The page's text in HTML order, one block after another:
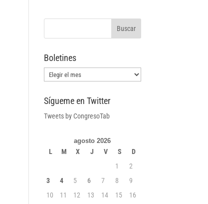
Boletines
Boletines
Sígueme en Twitter
Tweets by CongresoTab
agosto 2026
L M X J V S
D
1
2
3
4 5 6 7 8
9
10
11 12 13 14 15
16